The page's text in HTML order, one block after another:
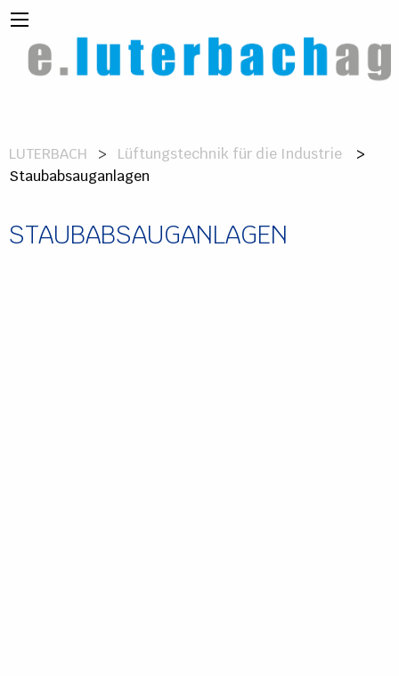
LUTERBACH Lüftungstechnik für die Industrie >
Staubabsauganlagen
STAUBABSAUGANLAGEN